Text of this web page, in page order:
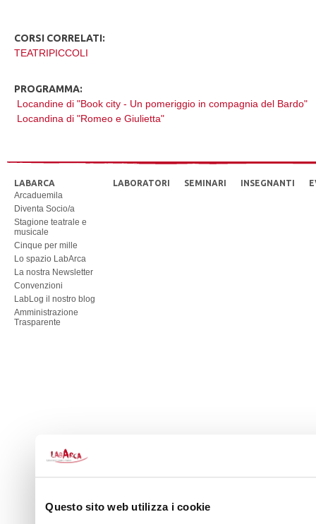
Questo sito web utilizza i cookie
CORSI CORRELATI:
TEATRIPICCOLI
PROGRAMMA:
Locandine di "Book city - Un pomeriggio in compagnia del Bardo"
Locandina di "Romeo e Giulietta"
LABARCA
Arcaduemila
Diventa Socio/a
Stagione teatrale e
musicale
Cinque per mille
Lo spazio LabArca
La nostra Newsletter
Convenzioni
LabLog il nostro blog
Amministrazione
Trasparente
LABORATORI SEMINARI INSEGNANTI